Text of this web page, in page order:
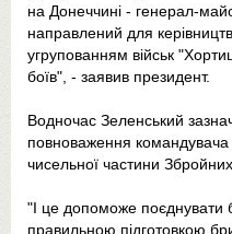
на Донеччині - генерал-
направлений для
угрупованням військ
боїв", - заявив президент.
Водночас Зеленський
повноваження командувача
чисельної частини
"І це допоможе поєднувати
правильною підготовкою